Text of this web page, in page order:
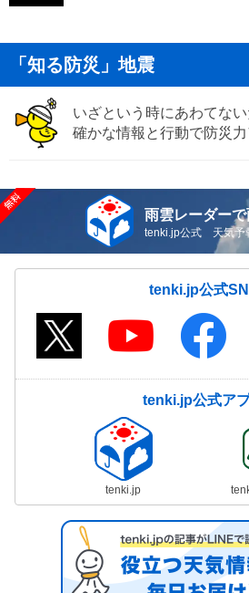
「知る防災」地震
いざという時にあわてな
確かな情報と行動で防災
雨雲レーダーで
tenki.jp公式 天気予
tenki.jp公式
tenki.jp公式ア
tenki.jp